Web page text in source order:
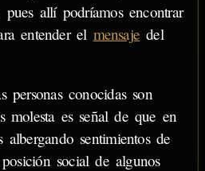
pues allí podríamos encontrar
entender el mensaje del
personas conocidas son
molesta es señal de que en
albergando sentimientos de
social de algunos